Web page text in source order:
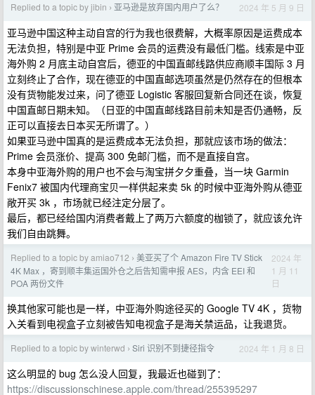
Replied to a topic by jibin › 亚马逊是放弃国内用户了么？ 2024 年 5 月 9 日
亚马逊中国这种主动自宫的行为我也很费解，大概率原因是运费成本
无法负担，特别是中亚 Prime 会员的运费没有最低门槛。线索是中亚
海外购 2 月底主动自宫后，德亚的中国直邮线路供应商顺丰国际 3 月
立刻终止了合作，现在德亚的中国直邮选项虽然是仍然存在的但根本
没有货物能发过来，问了德亚 Logistic 客服回复新合同还在谈，恢复
中国直邮日期未知。（日亚的中国直邮线路目前未知是否仍通畅，反
正可以直接去日本买无所谓了。）
如果亚马逊中国真的是运费成本无法负担，那就应该市场的做法：
Prime 会员涨价、提高 300 免邮门槛，而不是直接自宫。
本身中亚海外购的用户也不会与淘宝拼夕夕重叠，当一块 Garmin
Fenix7 被国内代理商宝贝一样供起来卖 5k 的时候中亚海外购从德亚
敞开买 3k ，市场就已经注定分层了。
最后，都已经给国内消费者戴上了两万六额度的枷锁了，就应该允许
我们自由跳舞。
Replied to a topic by amiao712 › 美亚买了个 Amazon Fire TV Stick
4K Max ，寄到顺丰集运国外仓之后告知需申报 AES，内含 EEI 和
POA 两份文件
2024 年
1 月 11
日
换其他家可能也是一样，中亚海外购途径买的 Google TV 4K ，货物
入关看到电视盒子立刻被告知电视盒子是海关禁运品，让我退货。
Replied to a topic by winterwd › Siri 识别不到捷径指令 2024 年 1 月 8 日
这么明显的 bug 怎么没人回复，我最近也碰到了：
https://discussionschinese.apple.com/thread/255395297